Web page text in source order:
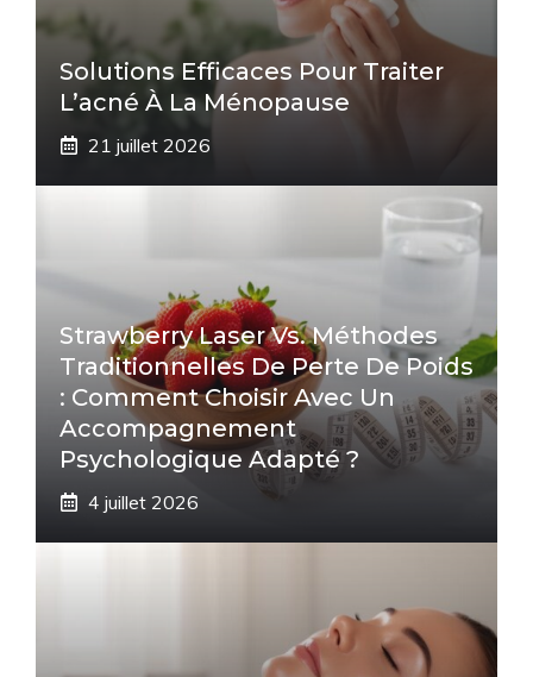
Solutions Efficaces Pour Traiter
L’acné À La Ménopause
21 juillet 2026
Strawberry Laser Vs. Méthodes
Traditionnelles De Perte De Poids
: Comment Choisir Avec Un
Accompagnement
Psychologique Adapté ?
4 juillet 2026